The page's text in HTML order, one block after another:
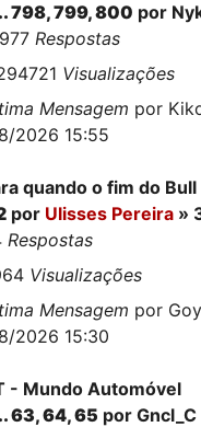
798,799,800 por
Respostas
Visualizações
Mensagem por
2026 15:55
quando o fim do
por Ulisses Pereira »
Respostas
Visualizações
Mensagem por
2026 15:30
- Mundo Automóvel
63,64,65 por Gncl_C